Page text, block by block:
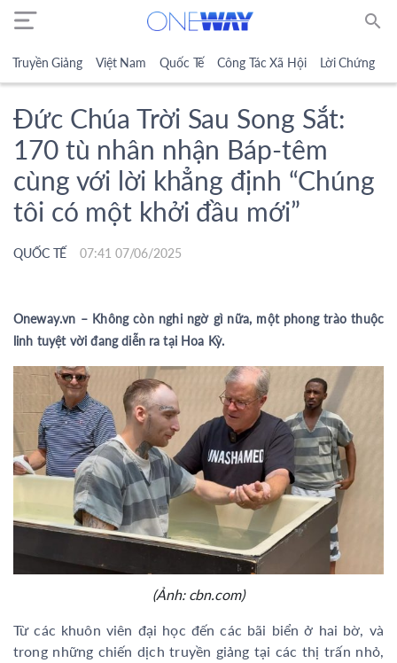
search
Truyền Giảng Việt Nam Quốc Tế Công Tác Xã Hội Lời Chứng
Đức Chúa Trời Sau Song Sắt:
170 tù nhân nhận Báp-têm
cùng với lời khẳng định “Chúng
tôi có một khởi đầu mới”
QUỐC TẾ 07:41 07/06/2025
Oneway.vn – Không còn nghi ngờ gì nữa, một phong trào thuộc
linh tuyệt vời đang diễn ra tại Hoa Kỳ.
(Ảnh: cbn.com)
Từ các khuôn viên đại học đến các bãi biển ở hai bờ, và
trong những chiến dịch truyền giảng tại các thị trấn nhỏ,